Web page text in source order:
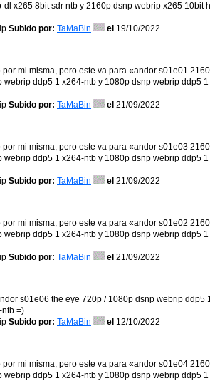
x265 8bit sdr ntb y 2160p dsnp webrip x265 10bit
Subido por: TaMaBin el 19/10/2022
mi misma, pero este va para «andor s01e01
ddp5 1 x264-ntb y 1080p dsnp webrip ddp5
Subido por: TaMaBin el 21/09/2022
mi misma, pero este va para «andor s01e03
ddp5 1 x264-ntb y 1080p dsnp webrip ddp5
Subido por: TaMaBin el 21/09/2022
mi misma, pero este va para «andor s01e02
ddp5 1 x264-ntb y 1080p dsnp webrip ddp5
Subido por: TaMaBin el 21/09/2022
s01e06 the eye 720p / 1080p dsnp webrip ddp5
=)
Subido por: TaMaBin el 12/10/2022
mi misma, pero este va para «andor s01e04
ddp5 1 x264-ntb y 1080p dsnp webrip ddp5